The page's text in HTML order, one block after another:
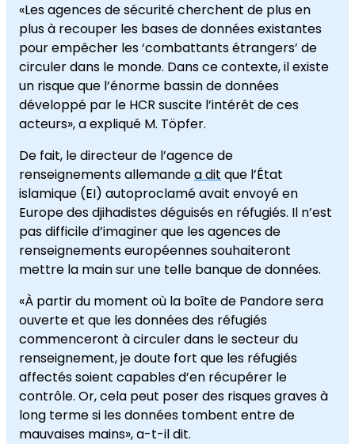
«Les agences de sécurité cherchent de plus en
plus à recouper les bases de données existantes
pour empêcher les ‘combattants étrangers’ de
circuler dans le monde. Dans ce contexte, il existe
un risque que l’énorme bassin de données
développé par le HCR suscite l’intérêt de ces
acteurs», a expliqué M. Töpfer.
De fait, le directeur de l’agence de
renseignements allemandea dit que l’État
islamique (EI) autoproclamé avait envoyé en
Europe des djihadistes déguisés en réfugiés. Il n’est
pas difficile d’imaginer que les agences de
renseignements européennes souhaiteront
mettre la main sur une telle banque de données.
«À partir du moment où la boîte de Pandore sera
ouverte et que les données des réfugiés
commenceront à circuler dans le secteur du
renseignement, je doute fort que les réfugiés
affectés soient capables d’en récupérer le
contrôle. Or, cela peut poser des risques graves à
long terme si les données tombent entre de
mauvaises mains», a-t-il dit.